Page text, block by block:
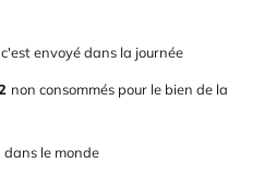
c'est envoyé dans la journée
non consommés pour le bien de la
dans le monde